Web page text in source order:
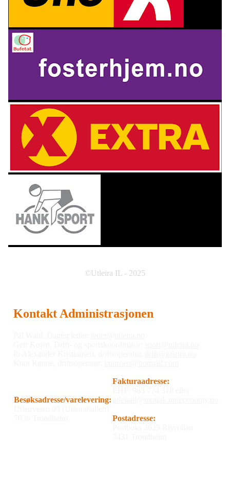
©Utleira IL - 2025
Kontakt Administrasjonen
Besøksadresse/varelevering:
Fakturaadresse:
Postadresse: